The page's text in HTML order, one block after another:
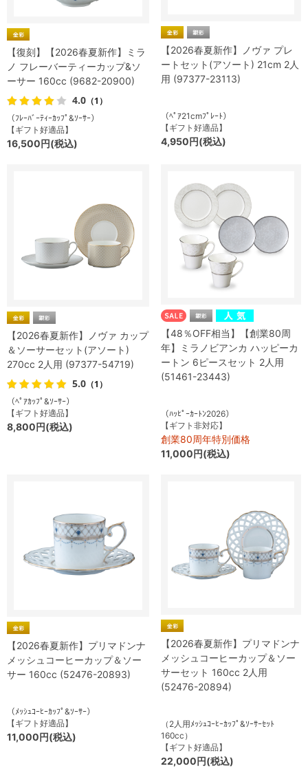
【復刻】【2026春夏新作】ミラ
ノ フレーバーティーカップ&ソ
ーサー 160cc (9682-20900)
4.0 （1）
（ﾌﾚｰﾊﾞｰﾃｨｰｶｯﾌﾟ&ｿｰｻｰ）
【ギフト好適品】
16,500円(税込)
【2026春夏新作】ノヴァ プレ
ートセット(アソート) 21cm 2人
用 (97377-23113)
（ﾍﾟｱ21cmﾌﾟﾚｰﾄ）
【ギフト好適品】
4,950円(税込)
【2026春夏新作】ノヴァ カップ
＆ソーサーセット(アソート)
270cc 2人用 (97377-54719)
5.0 （1）
（ﾍﾟｱｶｯﾌﾟ&ｿｰｻｰ）
【ギフト好適品】
8,800円(税込)
【48％OFF相当】【創業80周
年】ミラノビアンカ ハッピーカ
ートン 6ピースセット 2人用
(51461-23443)
（ﾊｯﾋﾟｰｶｰﾄﾝ2026）
【ギフト非対応】
創業80周年特別価格
11,000円(税込)
【2026春夏新作】プリマドンナ
メッシュコーヒーカップ＆ソー
サー 160cc (52476-20893)
（ﾒｯｼｭｺｰﾋｰｶｯﾌﾟ&ｿｰｻｰ）
【ギフト好適品】
11,000円(税込)
【2026春夏新作】プリマドンナ
メッシュコーヒーカップ＆ソー
サーセット 160cc 2人用
(52476-20894)
（2人用ﾒｯｼｭｺｰﾋｰｶｯﾌﾟ&ｿｰｻｰｾｯﾄ
160cc）
【ギフト好適品】
22,000円(税込)